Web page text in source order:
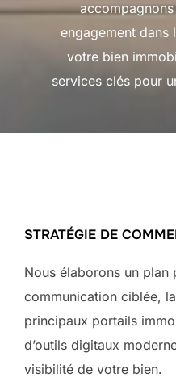
engagement dans
votre bien
services clés pour
STRATÉGIE DE
Nous élaborons un plan
communication ciblée,
principaux portails
d’outils digitaux
visibilité de votre bien.